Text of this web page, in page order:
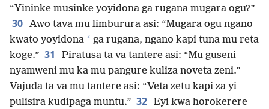
“Yininke musinke yoyidona ga rugana mugara ogu?”
30 Awo tava mu limburura asi: “Mugara ogu ngano
kwato yoyidona * ga rugana, ngano kapi tuna mu reta
koge.” 31
Piratusa ta va tantere asi: “Mu guseni
nyamweni mu ka mu pangure kuliza noveta zeni.”
Vajuda ta va mu tantere asi: “Veta zetu kapi za yi
pulisira kudipaga muntu.” 32 Eyi kwa horokerere